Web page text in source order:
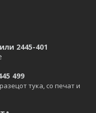
2445-401
499
тука, со печат и